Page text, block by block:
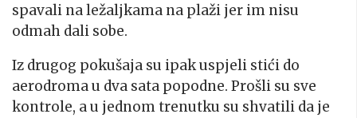
spavali na ležaljkama na plaži jer im nisu
odmah dali sobe.
Iz drugog pokušaja su ipak uspjeli stići do
aerodroma u dva sata popodne. Prošli su sve
kontrole, a u jednom trenutku su shvatili da je